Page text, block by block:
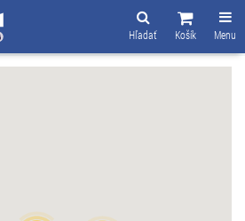
Menu
Košík
Hľadať